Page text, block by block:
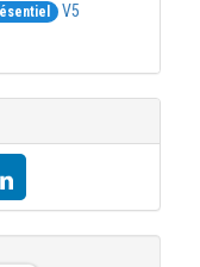
V5